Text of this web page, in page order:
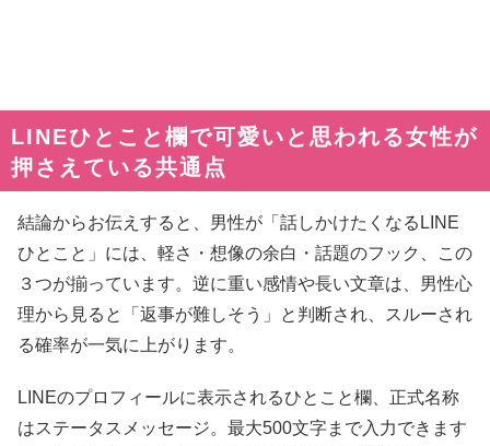
LINEひとこと欄で可愛いと思われる女性が
押さえている共通点
結論からお伝えすると、男性が「話しかけたくなるLINE
ひとこと」には、軽さ・想像の余白・話題のフック、この
３つが揃っています。逆に重い感情や長い文章は、男性心
理から見ると「返事が難しそう」と判断され、スルーされ
る確率が一気に上がります。
LINEのプロフィールに表示されるひとこと欄、正式名称
はステータスメッセージ。最大500文字まで入力できます